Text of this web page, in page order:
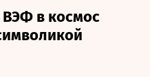
ВЭФ в космос